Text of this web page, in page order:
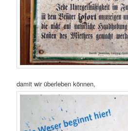
damit wir überleben können,